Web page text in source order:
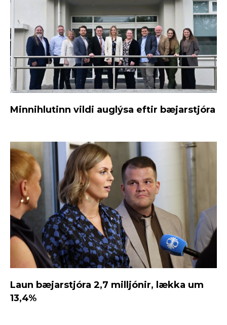
Minnihlutinn vildi auglýsa eftir bæjarstjóra
Laun bæjarstjóra 2,7 milljónir, lækka um
13,4%